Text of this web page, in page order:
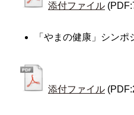
添付ファイル
「やまの健康」シンポ
添付ファイル